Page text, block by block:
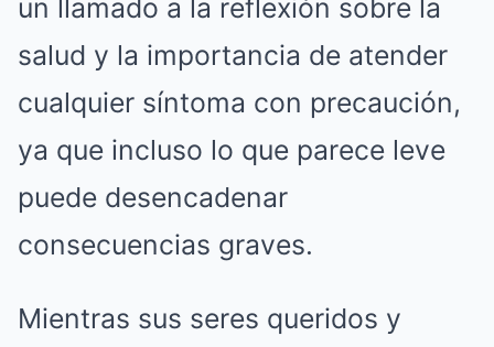
un llamado a la reflexión sobre la
salud y la importancia de atender
cualquier síntoma con precaución,
ya que incluso lo que parece leve
puede desencadenar
consecuencias graves.
Mientras sus seres queridos y